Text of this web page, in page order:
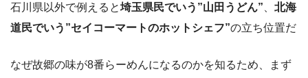
石川県以外で例えると埼玉県民でいう”山田うどん”
北海
道民でいう”セイコーマートのホットシェフ”の立ち位置だ
なぜ故郷の味が8番らーめんになるのかを知るため、まず